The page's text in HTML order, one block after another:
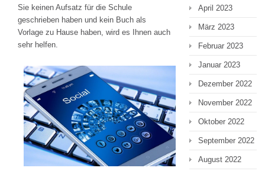
Sie keinen Aufsatz für die Schule
geschrieben haben und kein Buch als
Vorlage zu Hause haben, wird es Ihnen auch
sehr helfen.
April 2023
März 2023
Februar 2023
Januar 2023
Dezember 2022
November 2022
Oktober 2022
September 2022
August 2022